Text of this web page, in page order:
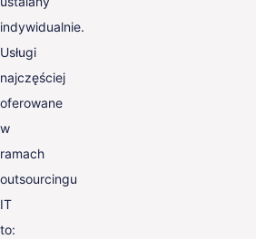
indywidualnie.
Usługi
najczęściej
oferowane
w
ramach
outsourcingu
IT
to: